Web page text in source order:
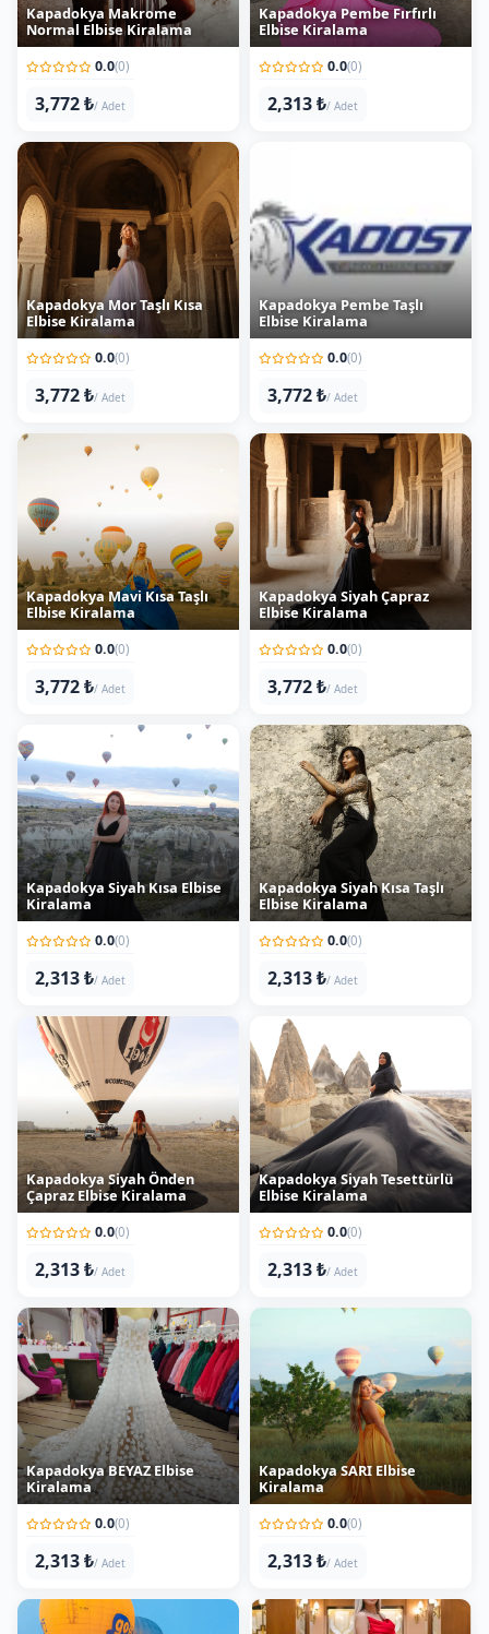
0.0(0)
3,772 ₺ / Adet
0.0(0)
2,313 ₺ / Adet
Kapadokya Mor Taşlı Kısa
Elbise Kiralama
0.0(0)
3,772 ₺ / Adet
Kapadokya Pembe Taşlı
Elbise Kiralama
0.0(0)
3,772 ₺ / Adet
Kapadokya Mavi Kısa Taşlı
Elbise Kiralama
0.0(0)
3,772 ₺ / Adet
Kapadokya Siyah Çapraz
Elbise Kiralama
0.0(0)
3,772 ₺ / Adet
Kapadokya Siyah Kısa Elbise
Kiralama
(0)
2,313 ₺ / Adet
Kapadokya Siyah Kısa Taşlı
Elbise Kiralama
0.0(0)
2,313 ₺ / Adet
Kapadokya Siyah Önden
Çapraz Elbise Kiralama
0.0(0)
2,313 ₺ / Adet
Kapadokya Siyah Tesettürlü
Elbise Kiralama
0.0(0)
2,313 ₺ / Adet
Kapadokya BEYAZ Elbise
Kiralama
0.0(0)
2,313 ₺ / Adet
Kapadokya SARI Elbise
Kiralama
0.0 (0)
2,313 ₺ / Adet